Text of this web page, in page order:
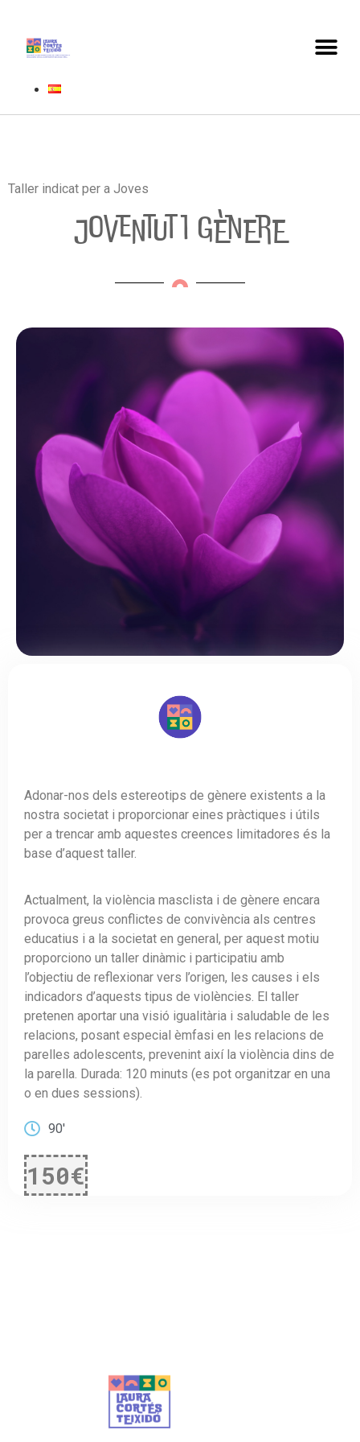
Taller indicat per a Joves
Joventut i gènere
Adonar-nos dels estereotips de gènere existents a la
nostra societat i proporcionar eines pràctiques i útils
per a trencar amb aquestes creences limitadores és la
base d’aquest taller.
Actualment, la violència masclista i de gènere encara
provoca greus conflictes de convivència als centres
educatius i a la societat en general, per aquest motiu
proporciono un taller dinàmic i participatiu amb
l’objectiu de reflexionar vers l’origen, les causes i els
indicadors d’aquests tipus de violències. El taller
pretenen aportar una visió igualitària i saludable de les
relacions, posant especial èmfasi en les relacions de
parelles adolescents, prevenint així la violència dins de
la parella. Durada: 120 minuts (es pot organitzar en una
o en dues sessions).
90'
150€